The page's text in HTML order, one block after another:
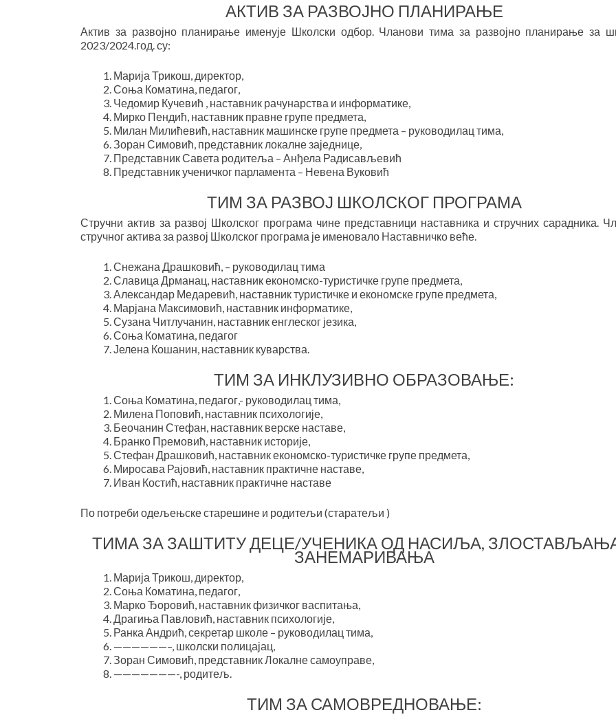
АКТИВ ЗА РАЗВОЈНО ПЛАНИРАЊЕ
Актив за развојно планирање именује Школски одбор. Чланови тима за развојно планирање за
2023/2024.год. су:
Марија Трикош, директор,
Соња Коматина, педагог,
Чедомир Кучевић , наставник рачунарства и информатике,
Мирко Пендић, наставник правне групе предмета,
Милан Милићевић, наставник машинске групе предмета – руководилац тима,
Зоран Симовић, представник локалне заједнице,
Представник Савета родитеља – Анђела Радисављевић
Представник ученичког парламента – Невена Вуковић
ТИМ ЗА РАЗВОЈ ШКОЛСКОГ ПРОГРАМА
Стручни актив за развој Школског програма чине представници наставника и стручних сарадника.
стручног актива за развој Школског програма је именовало Наставничко веће.
Снежана Драшковић, – руководилац тима
Славица Дрманац, наставник економско-туристичке групе предмета,
Александар Медаревић, наставник туристичке и економске групе предмета,
Марјана Максимовић, наставник информатике,
Сузана Читлучанин, наставник енглеског језика,
Соња Коматина, педагог
Јелена Кошанин, наставник куварства.
ТИМ ЗА ИНКЛУЗИВНО ОБРАЗОВАЊЕ:
Соња Коматина, педагог,- руководилац тима,
Милена Поповић, наставник психологије,
Беочанин Стефан, наставник верске наставе,
Бранко Премовић, наставник историје,
Стефан Драшковић, наставник економско-туристичке групе предмета,
Миросава Рајовић, наставник практичне наставе,
Иван Костић, наставник практичне наставе
По потреби одељењске старешине и родитељи (старатељи )
ТИМА ЗА ЗАШТИТУ ДЕЦЕ/УЧЕНИКА ОД НАСИЉА,
ЗАНЕМАРИВАЊА
Марија Трикош, директор,
Соња Коматина, педагог,
Марко Ђоровић, наставник физичког васпитања,
Драгиња Павловић, наставник психологије,
Ранка Андрић, секретар школе – руководилац тима,
——————–, школски полицајац,
Зоран Симовић, представник Локалне самоуправе,
———————-, родитељ.
ТИМ ЗА САМОВРЕДНОВАЊЕ: